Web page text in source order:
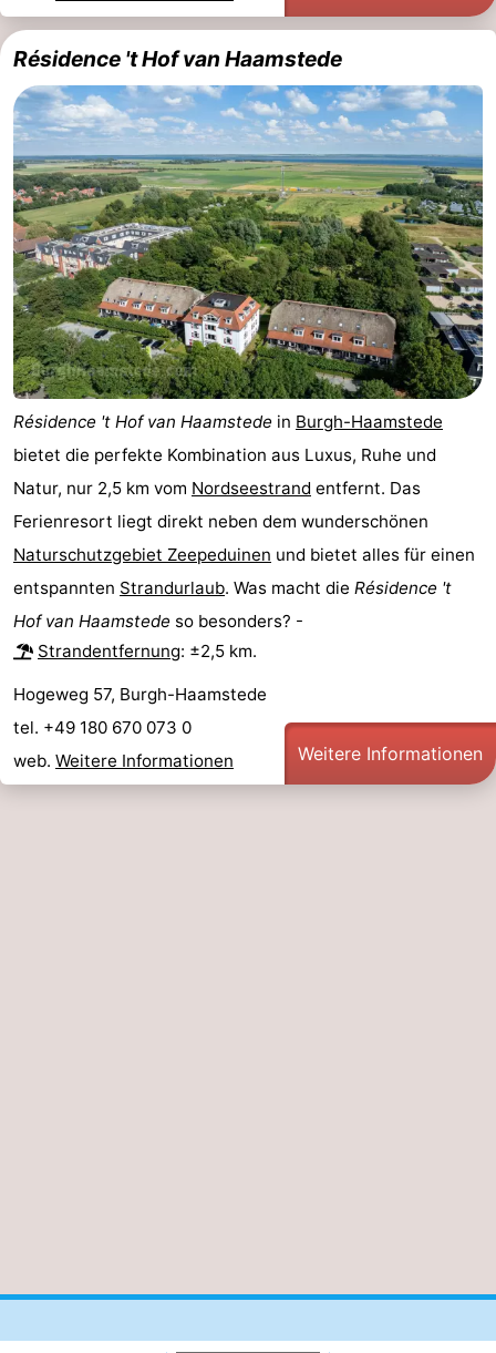
Rundfahrten
-
Spielplätze
Indoor-
Spielplätze
-
Bowling
-
Minigolfplätze
Wellness-
Zentren
Dörfer
&
Städte
Natur
Führungen
Sport
-
Schwimmbader
-
Radfahren
-
Wandern
-
Golfplatze
-
Surfen
-
Résidence 't Hof van Haamstede
Résidence 't Hof van Haamstede in Burgh-Haamstede
bietet die perfekte Kombination aus Luxus, Ruhe und
Natur, nur 2,5 km vom Nordseestrand entfernt. Das
Ferienresort liegt direkt neben dem wunderschönen
Naturschutzgebiet Zeepeduinen und bietet alles für einen
entspannten Strandurlaub. Was macht die Résidence 't
Hof van Haamstede so besonders? -
Strandentfernung: ±2,5 km.
Hogeweg 57, Burgh-Haamstede
tel. +49 180 670 073 0
web. Weitere Informationen Weitere Informationen